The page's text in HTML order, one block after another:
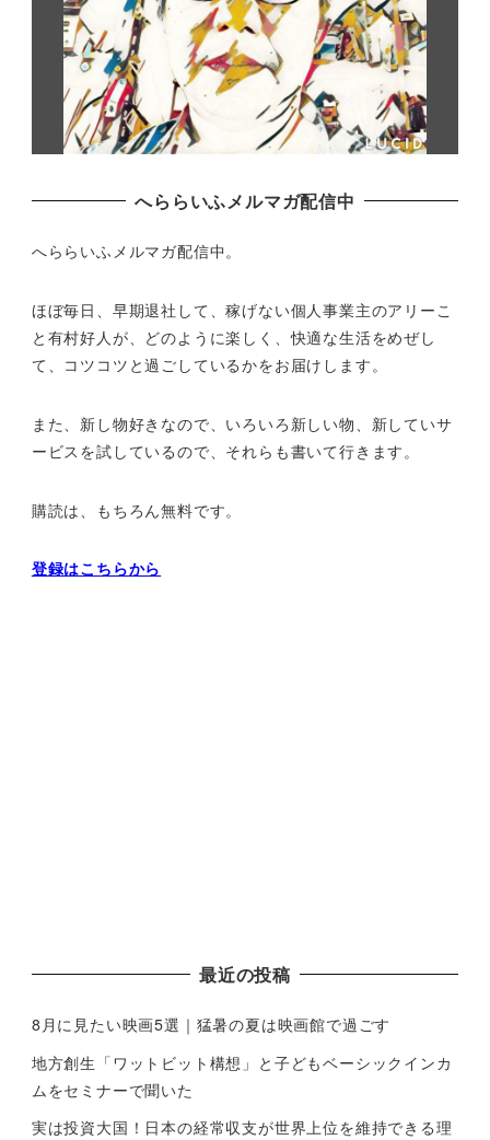
へららいふメルマガ配信中
へららいふメルマガ配信中。
ほぼ毎日、早期退社して、稼げない個人事業主のアリーこ
と有村好人が、どのように楽しく、快適な生活をめぜし
て、 コツコツと過ごしているかをお届けします。
また、新し物好きなので、いろいろ新しい物、 新していサ
ービスを試しているので、それらも書いて行きます。
購読は、もちろん無料です。
登録はこちらから
最近の投稿
8月に見たい映画5選｜猛暑の夏は映画館で過ごす
地方創生「ワットビット構想」と子どもベーシックインカ
ムをセミナーで聞いた
実は投資大国！日本の経常収支が世界上位を維持できる理